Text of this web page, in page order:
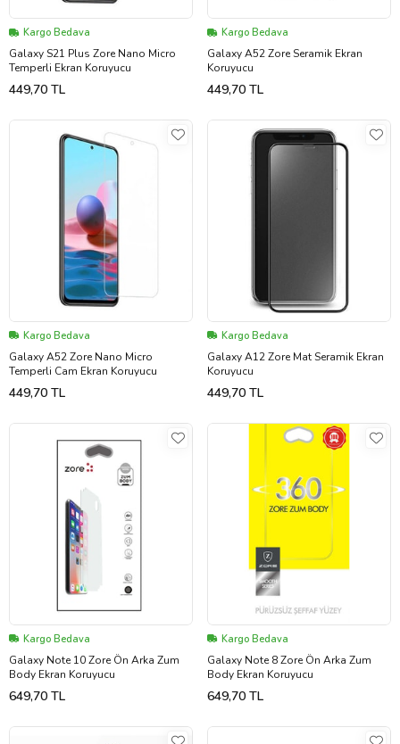
Kargo Bedava
Galaxy S21 Plus Zore Nano Micro
Temperli Ekran Koruyucu
449,70 TL
Kargo Bedava
Galaxy A52 Zore Seramik Ekran
Koruyucu
449,70 TL
Kargo Bedava
Galaxy A52 Zore Nano Micro
Temperli Cam Ekran Koruyucu
449,70 TL
Kargo Bedava
Galaxy A12 Zore Mat Seramik Ekran
Koruyucu
449,70 TL
Kargo Bedava
Galaxy Note 10 Zore Ön Arka Zum
Body Ekran Koruyucu
649,70 TL
Kargo Bedava
Galaxy Note 8 Zore Ön Arka Zum
Body Ekran Koruyucu
649,70 TL